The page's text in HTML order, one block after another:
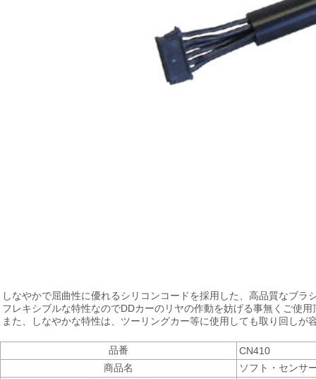
しなやかで屈曲性に優れるシリコンコードを採用した、高品質なブラ
フレキシブルな特性なのでDDカーのリヤの作動を妨げる事無くご使用
また、しなやかな特性は、ツーリングカー等に使用しても取り回しが
品番
CN410
商品名
ソフト・セン